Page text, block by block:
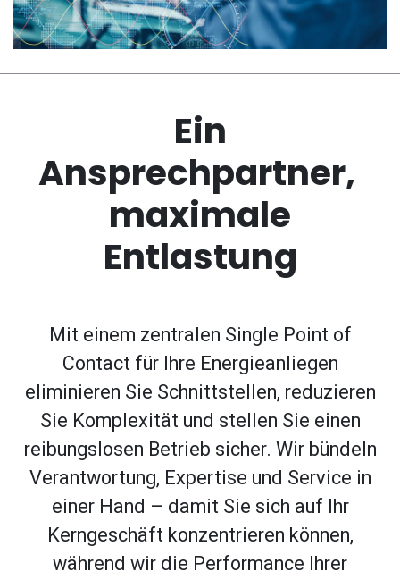
Ein
Ansprechpartner,
maximale
Entlastung
Mit einem zentralen Single Point of
Contact für Ihre Energieanliegen
eliminieren Sie Schnittstellen, reduzieren
Sie Komplexität und stellen Sie einen
reibungslosen Betrieb sicher. Wir bündeln
Verantwortung, Expertise und Service in
einer Hand – damit Sie sich auf Ihr
Kerngeschäft konzentrieren können,
während wir die Performance Ihrer